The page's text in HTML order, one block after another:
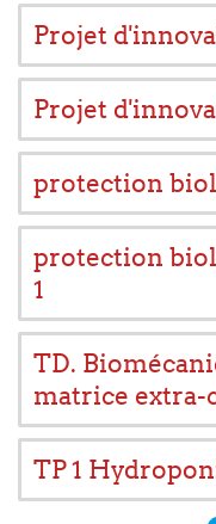
Projet
Projet
protection
protection
1
TD.
matrice
TP 1